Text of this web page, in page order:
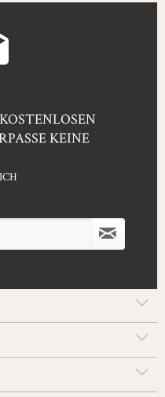
KEINE